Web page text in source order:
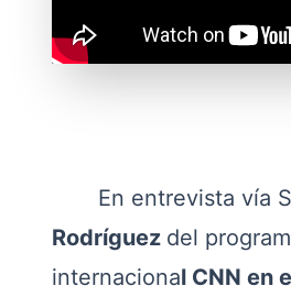
En entrevista vía
Rodríguez del
internacional CNN en